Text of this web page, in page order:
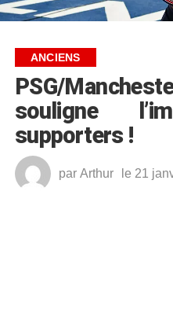
ANCIENS
PSG/
souligne
supporters !
par Arthur le 21